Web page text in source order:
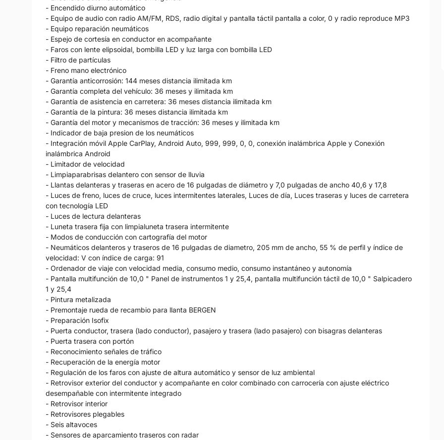
- Encendido diurno automático
- Equipo de audio con radio AM/FM, RDS, radio digital y pantalla táctil pantalla a color, 0 y radio reproduce MP3
- Equipo reparación neumáticos
- Espejo de cortesía en conductor en acompañante
- Faros con lente elipsoidal, bombilla LED y luz larga con bombilla LED
- Filtro de partículas
- Freno mano electrónico
- Garantía anticorrosión: 144 meses distancia ilimitada km
- Garantía completa del vehículo: 36 meses y ilimitada km
- Garantía de asistencia en carretera: 36 meses distancia ilimitada km
- Garantía de la pintura: 36 meses distancia ilimitada km
- Garantía del motor y mecanismos de tracción: 36 meses y ilimitada km
- Indicador de baja presion de los neumáticos
- Integración móvil Apple CarPlay, Android Auto, 999, 999, 0, 0, conexión inalámbrica Apple y Conexión
inalámbrica Android
- Limitador de velocidad
- Limpiaparabrisas delantero con sensor de lluvia
- Llantas delanteras y traseras en acero de 16 pulgadas de diámetro y 7,0 pulgadas de ancho 40,6 y 17,8
- Luces de freno, luces de cruce, luces intermitentes laterales, Luces de día, Luces traseras y luces de carretera
con tecnología LED
- Luces de lectura delanteras
- Luneta trasera fija con limpialuneta trasera intermitente
- Modos de conducción con cartografía del motor
- Neumáticos delanteros y traseros de 16 pulgadas de diametro, 205 mm de ancho, 55 % de perfil y índice de
velocidad: V con índice de carga: 91
- Ordenador de viaje con velocidad media, consumo medio, consumo instantáneo y autonomía
- Pantalla multifunción de 10,0 " Panel de instrumentos 1 y 25,4, pantalla multifunción táctil de 10,0 " Salpicadero
1 y 25,4
- Pintura metalizada
- Premontaje rueda de recambio para llanta BERGEN
- Preparación Isofix
- Puerta conductor, trasera (lado conductor), pasajero y trasera (lado pasajero) con bisagras delanteras
- Puerta trasera con portón
- Reconocimiento señales de tráfico
- Recuperación de la energía motor
- Regulación de los faros con ajuste de altura automático y sensor de luz ambiental
- Retrovisor exterior del conductor y acompañante en color combinado con carrocería con ajuste eléctrico
desempañable con intermitente integrado
- Retrovisor interior
- Retrovisores plegables
- Seis altavoces
- Sensores de aparcamiento traseros con radar